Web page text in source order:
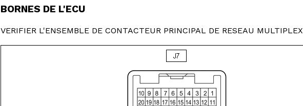
BORNES DE L'ECU
VERIFIER L'ENSEMBLE DE CONTACTEUR PRINCIPAL DE RESEAU MULTIPLEX